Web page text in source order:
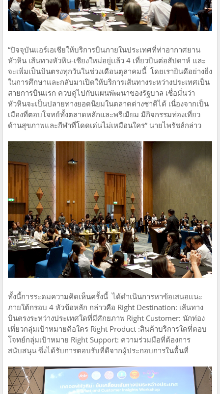
“ปัจจุบันแอร์เอเชียให้บริการบินภายในประเทศที่ท่าอากาศยาน
หัวหิน เส้นทางหัวหิน-เชียงใหม่อยู่เเล้ว 4 เที่ยวบินต่อสัปดาห์ เเละ
จะเพิ่มเป็นบินตรงทุกวันในช่วงเดือนตุลาคมนี้ โดยเรายินดีอย่างยิ่ง
ในการศึกษาเเละกลับมาเปิดให้บริการเส้นทางระหว่างประเทศเป็น
สายการบินเเรก ควบคู่ไปกับเเผนพัฒนาของรัฐบาล เชื่อมั่นว่า
หัวหินจะเป็นปลายทางยอดนิยมในตลาดต่างชาติได้ เนื่องจากเป็น
เมืองที่ตอบโจทย์ทั้งตลาดหลักและพรีเมียม มีกิจกรรมท่องเที่ยว
ด้านสุขภาพและกีฬาที่โดดเด่นไม่เหมือนใคร” นายไพรัชล์กล่าว
ทั้งนี้การระดมความคิดเห็นครั้งนี้ ได้ดำเนินการหาข้อเสนอเเนะ
ภายใต้กรอบ 4 หัวข้อหลัก กล่าวคือ Right Destination: เส้นทาง
บินตรงระหว่างประเทศใดที่มีศักยภาพ Right Customer: นักท่อง
เที่ยวกลุ่มเป้าหมายคือใคร Right Product :สินค้าบริการใดที่ตอบ
โจทย์กลุ่มเป้าหมาย Right Support: ความร่วมมือที่ต้องการ
สนับสนุน ซึ่งได้รับการตอบรับที่ดีจากผู้ประกอบการในพื้นที่